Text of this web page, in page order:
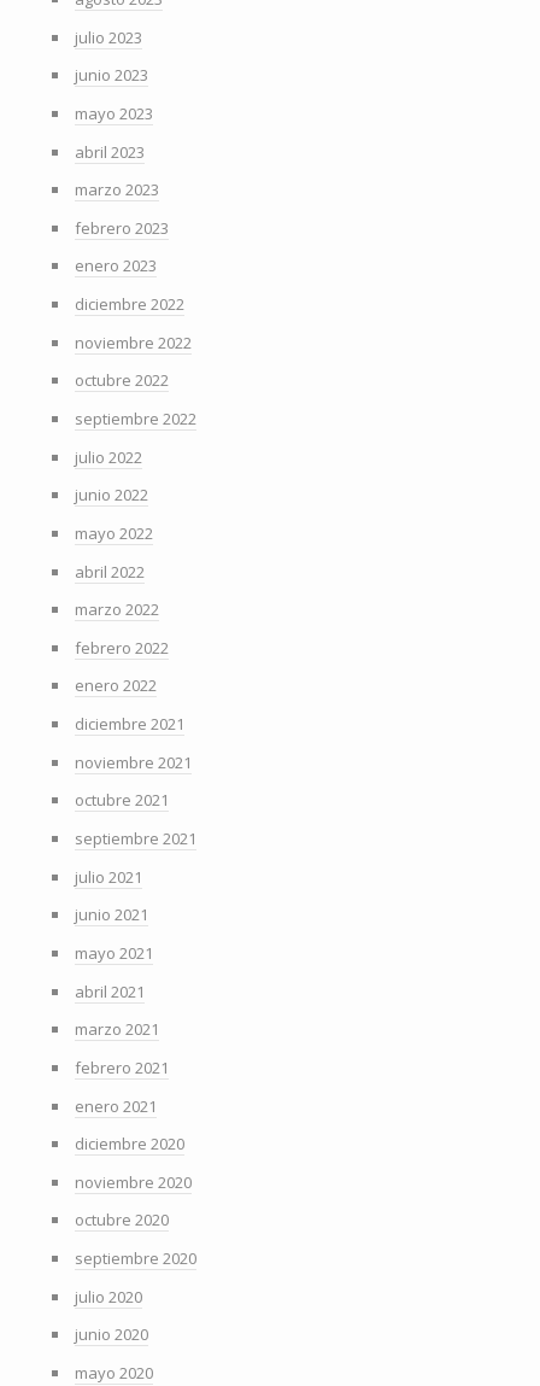
julio 2023
junio 2023
mayo 2023
abril 2023
marzo 2023
febrero 2023
enero 2023
diciembre 2022
noviembre 2022
octubre 2022
septiembre 2022
julio 2022
junio 2022
mayo 2022
abril 2022
marzo 2022
febrero 2022
enero 2022
diciembre 2021
noviembre 2021
octubre 2021
septiembre 2021
julio 2021
junio 2021
mayo 2021
abril 2021
marzo 2021
febrero 2021
enero 2021
diciembre 2020
noviembre 2020
octubre 2020
septiembre 2020
julio 2020
junio 2020
mayo 2020